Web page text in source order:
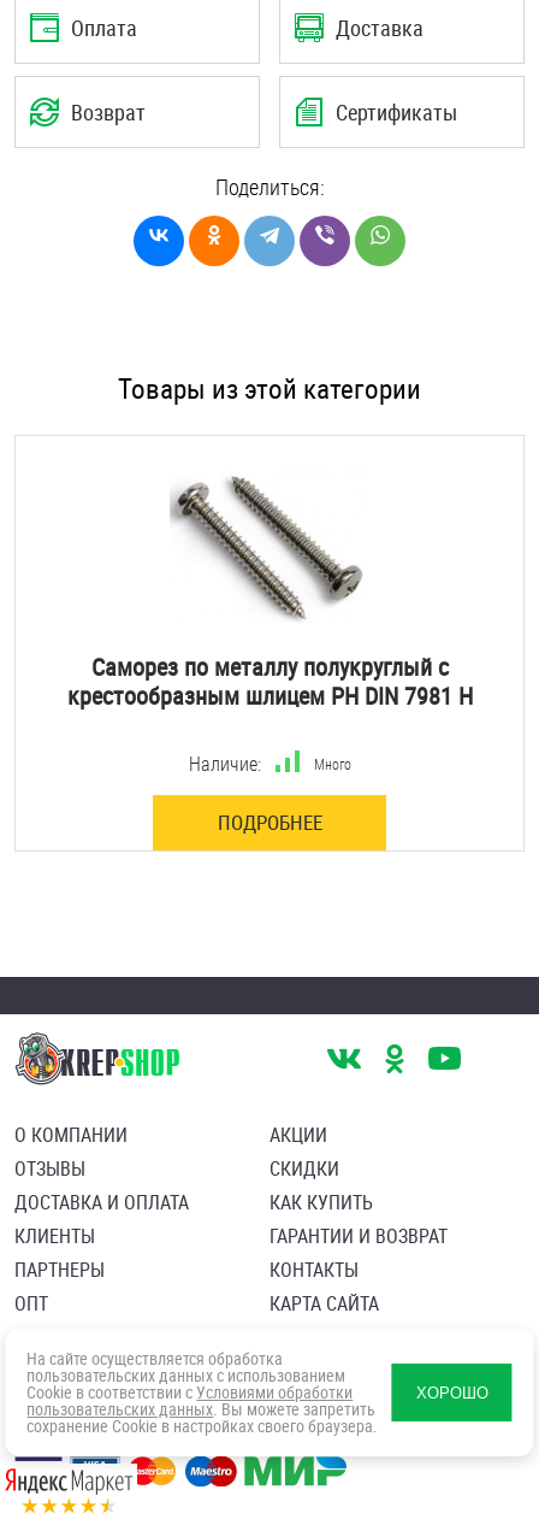
Оплата Доставка
Возврат Сертификаты
Поделиться:
Товары из этой категории
Саморез по металлу полукруглый с
крестообразным шлицем PH DIN 7981 H
Наличие: Много
ПОДРОБНЕЕ
О КОМПАНИИ
ОТЗЫВЫ
ДОСТАВКА И ОПЛАТА
КЛИЕНТЫ
ПАРТНЕРЫ
ОПТ
АКЦИИ
СКИДКИ
КАК КУПИТЬ
ГАРАНТИИ И ВОЗВРАТ
КОНТАКТЫ
КАРТА САЙТА
Политика в отношении обработки персональных данных
Согласие посетителя сайта на обработку персональных данны
На сайте осуществляется обработка
пользовательских данных с использованием
Cookie в соответствии с Условиями обработки
пользовательских данных. Вы можете запретить
сохранение Cookie в настройках своего браузера.
ХОРОШО